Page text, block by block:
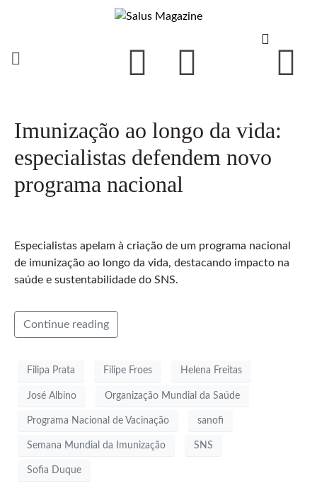
Imunização ao longo da vida:
especialistas defendem novo
programa nacional
Especialistas apelam à criação de um programa nacional
de imunização ao longo da vida, destacando impacto na
saúde e sustentabilidade do SNS.
Continue reading
Filipa Prata Filipe Froes Helena Freitas
José Albino Organização Mundial da Saúde
Programa Nacional de Vacinação sanofi
Semana Mundial da Imunização SNS
Sofia Duque